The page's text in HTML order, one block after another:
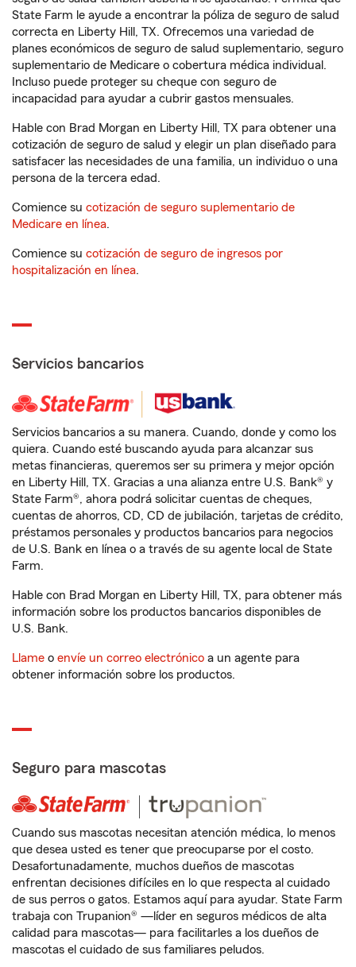
State Farm le ayude a encontrar la póliza de seguro de salud
correcta en Liberty Hill, TX. Ofrecemos una variedad de
planes económicos de seguro de salud suplementario, seguro
suplementario de Medicare o cobertura médica individual.
Incluso puede proteger su cheque con seguro de
incapacidad para ayudar a cubrir gastos mensuales.
Hable con Brad Morgan en Liberty Hill, TX para obtener una
cotización de seguro de salud y elegir un plan diseñado para
satisfacer las necesidades de una familia, un individuo o una
persona de la tercera edad.
Comience su cotización de seguro suplementario de
Medicare en línea.
Comience su cotización de seguro de ingresos por
hospitalización en línea.
Servicios bancarios
Servicios bancarios a su manera. Cuando, donde y como los
quiera. Cuando esté buscando ayuda para alcanzar sus
metas financieras, queremos ser su primera y mejor opción
en Liberty Hill, TX. Gracias a una alianza entre U.S. Bank® y
State Farm®, ahora podrá solicitar cuentas de cheques,
cuentas de ahorros, CD, CD de jubilación, tarjetas de crédito,
préstamos personales y productos bancarios para negocios
de U.S. Bank en línea o a través de su agente local de State
Farm.
Hable con Brad Morgan en Liberty Hill, TX, para obtener más
información sobre los productos bancarios disponibles de
U.S. Bank.
Llame o envíe un correo electrónico a un agente para
obtener información sobre los productos.
Seguro para mascotas
Cuando sus mascotas necesitan atención médica, lo menos
que desea usted es tener que preocuparse por el costo.
Desafortunadamente, muchos dueños de mascotas
enfrentan decisiones difíciles en lo que respecta al cuidado
de sus perros o gatos. Estamos aquí para ayudar. State Farm
trabaja con Trupanion® —líder en seguros médicos de alta
calidad para mascotas— para facilitarles a los dueños de
mascotas el cuidado de sus familiares peludos.